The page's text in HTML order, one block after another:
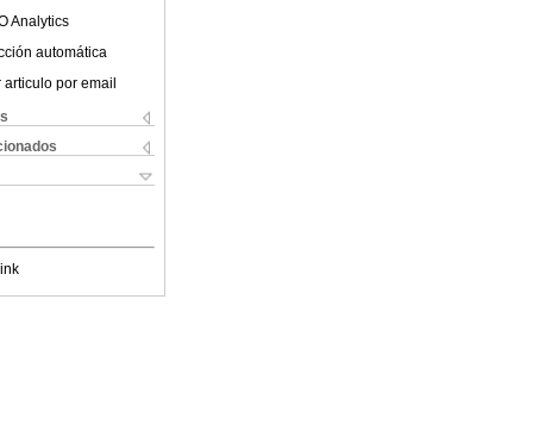
Analytics
automática
articulo por email